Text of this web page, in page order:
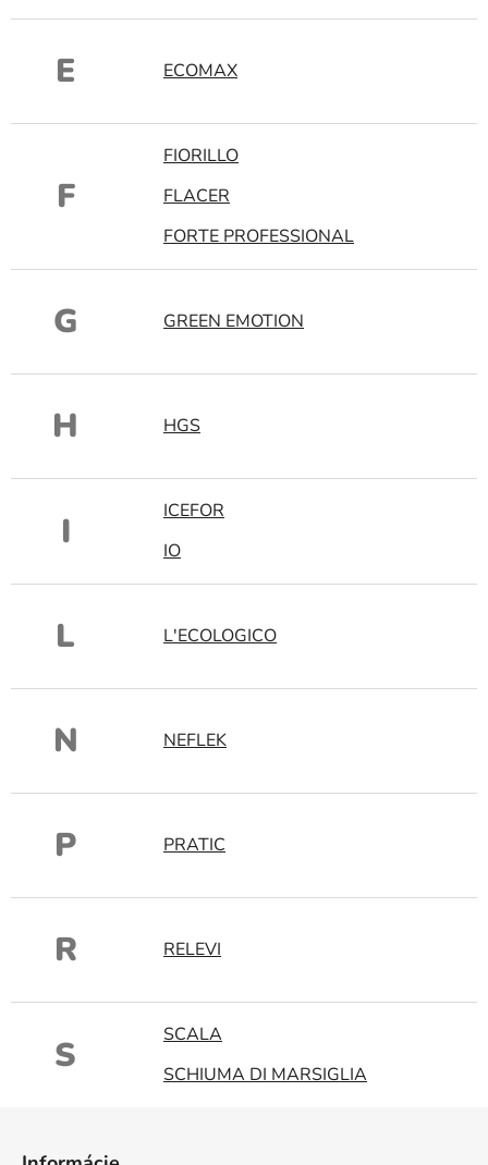
E ECOMAX
F
FIORILLO
FLACER
FORTE PROFESSIONAL
G GREEN EMOTION
H HGS
I
ICEFOR
IO
L L'ECOLOGICO
N NEFLEK
P PRATIC
R RELEVI
S
SCALA
SCHIUMA DI MARSIGLIA